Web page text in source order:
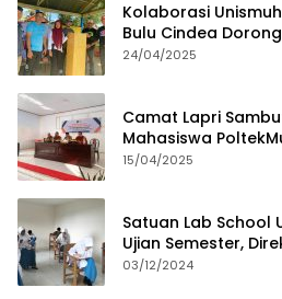
Kolaborasi
Bulu Cindea
24/04/2025
Camat Lapri
Mahasiswa
15/04/2025
Satuan Lab School
Ujian Semester,
Proses Pembelajaran
03/12/2024